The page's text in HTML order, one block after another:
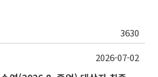
3630
2026-07-02